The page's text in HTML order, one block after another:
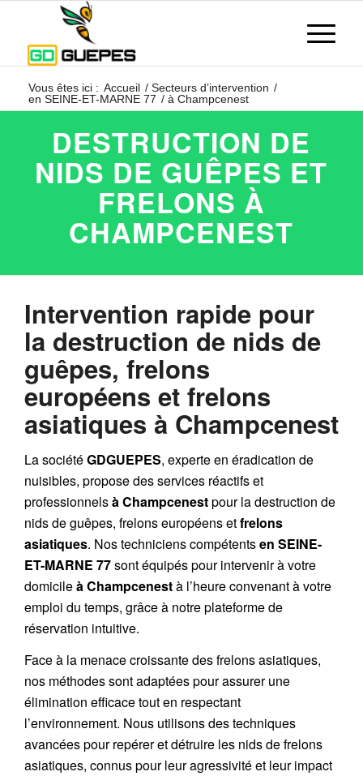
Vous êtes ici : Accueil / Secteurs d’intervention /
en SEINE-ET-MARNE 77 / à Champcenest
DESTRUCTION DE
NIDS DE GUÊPES ET
FRELONS À
CHAMPCENEST
Intervention rapide pour
la destruction de nids de
guêpes, frelons
européens et frelons
asiatiques à Champcenest
La sociétéGDGUEPES, experte en éradication de
nuisibles, propose des services réactifs et
professionnelsà Champcenestpour la destruction de
nids de guêpes, frelons européensetfrelons
asiatiques. Nos techniciens compétentsen SEINE-
ET-MARNE 77sont équipés pour intervenir à votre
domicileà Champcenestà l’heure convenant à votre
emploi du temps, grâce à notre plateforme de
réservation intuitive.
Face à la menace croissante des frelons asiatiques,
nos méthodes sont adaptées pour assurer une
élimination efficace tout en respectant
l’environnement. Nous utilisons des techniques
avancées pour repérer et détruire les nids defrelons
asiatiques, connus pour leur agressivité et leur impact